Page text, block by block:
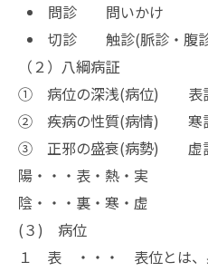
問診 問いかけ
切診 触診(脈診・腹
（２）八綱病証
① 病位の深浅(病位) 表
② 疾病の性質(病情) 寒
③ 正邪の盛衰(病勢) 虚
陽・・・表・熱・実
陰・・・裏・寒・虚
(３) 病位
１ 表 ・・・ 表位とは、